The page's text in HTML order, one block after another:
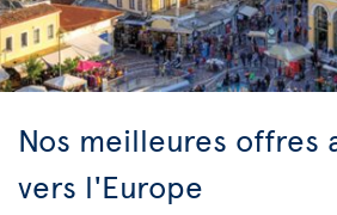
Nos meilleures offres
vers l'Europe